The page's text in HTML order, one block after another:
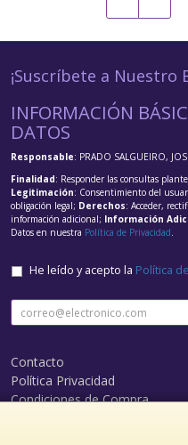
¡Suscríbete a Nuestro
INFORMACIÓN
DATOS
Responsable: PRADO SALGUEIRO,
Finalidad: Responder las consultas
Legitimación: Consentimiento del
obligación legal; Derechos: Acceder,
información adicional; Información
Datos en nuestra Política de Privacidad.
He leído y acepto la Política
Contacto
Política Privacidad
Condiciones de Compra